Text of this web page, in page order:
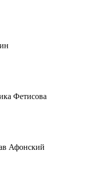
Фетисова
Афонский